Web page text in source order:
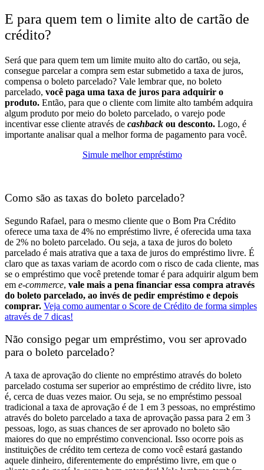
E para quem tem o limite alto de cartão de
crédito?
Será que para quem tem um limite muito alto do cartão, ou seja,
consegue parcelar a compra sem estar submetido a taxa de juros,
compensa o boleto parcelado? Vale lembrar que, no boleto
parcelado, você paga uma taxa de juros para adquirir o
produto. Então, para que o cliente com limite alto também adquira
algum produto por meio do boleto parcelado, o varejo pode
incentivar esse cliente através de cashback ou desconto. Logo, é
importante analisar qual a melhor forma de pagamento para você.
Simule melhor empréstimo
Como são as taxas do boleto parcelado?
Segundo Rafael, para o mesmo cliente que o Bom Pra Crédito
oferece uma taxa de 4% no empréstimo livre, é oferecida uma taxa
de 2% no boleto parcelado. Ou seja, a taxa de juros do boleto
parcelado é mais atrativa que a taxa de juros do empréstimo livre. É
claro que as taxas variam de acordo com o risco de cada cliente, mas
se o empréstimo que você pretende tomar é para adquirir algum bem
em e-commerce, vale mais a pena financiar essa compra através
do boleto parcelado, ao invés de pedir empréstimo e depois
comprar. Veja como aumentar o Score de Crédito de forma simples
através de 7 dicas!
Não consigo pegar um empréstimo, vou ser aprovado
para o boleto parcelado?
A taxa de aprovação do cliente no empréstimo através do boleto
parcelado costuma ser superior ao empréstimo de crédito livre, isto
é, cerca de duas vezes maior. Ou seja, se no empréstimo pessoal
tradicional a taxa de aprovação é de 1 em 3 pessoas, no empréstimo
através do boleto parcelado a taxa de aprovação passa para 2 em 3
pessoas, logo, as suas chances de ser aprovado no boleto são
maiores do que no empréstimo convencional. Isso ocorre pois as
instituições de crédito tem certeza de como você estará gastando
aquele dinheiro, diferentemente do empréstimo livre, em que o